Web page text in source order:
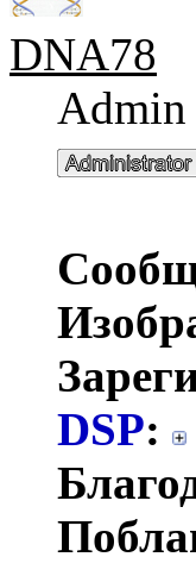
DNA78
Admin
DSP: